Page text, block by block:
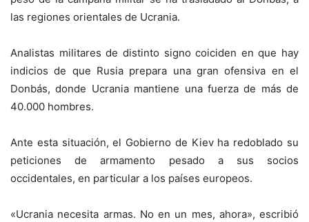
las regiones orientales de Ucrania.
Analistas militares de distinto signo coiciden en que hay
indicios de que Rusia prepara una gran ofensiva en el
Donbás, donde Ucrania mantiene una fuerza de más de
40.000 hombres.
Ante esta situación, el Gobierno de Kiev ha redoblado su
peticiones de armamento pesado a sus socios
occidentales, en particular a los países europeos.
«Ucrania necesita armas. No en un mes, ahora», escribió